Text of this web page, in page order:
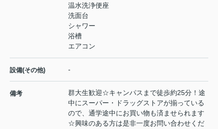
温水洗浄便座
洗面台
シャワー
浴槽
エアコン
設備(その他) -
備考
群大生歓迎☆キャンパスまで徒歩約25分！途
中にスーパー・ドラッグストアが揃っている
ので、通学途中にお買い物も済ませられます
☆興味のある方は是非一度お問い合わせくだ